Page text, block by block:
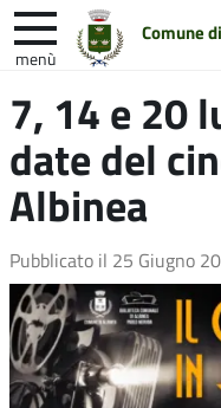
Comune
menù
nel
sito
Entra in
7, 14 e 20
date del
Albinea
Pubblicato il 25 Giugno